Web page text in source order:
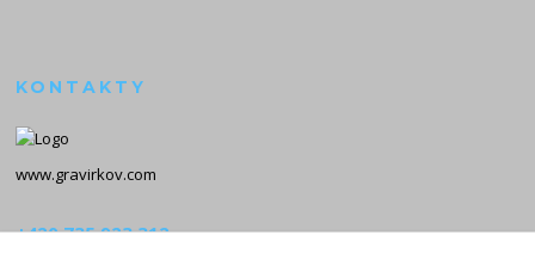
KONTAKTY
www.gravirkov.com
+420 735 923 312